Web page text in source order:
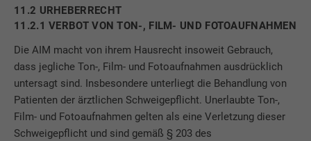
11.2 URHEBERRECHT
11.2.1 VERBOT VON TON-, FILM- UND FOTOAUFNAHMEN
Die AIM macht von ihrem Hausrecht insoweit Gebrauch,
dass jegliche Ton-, Film- und Fotoaufnahmen ausdrücklich
untersagt sind. Insbesondere unterliegt die Behandlung von
Patienten der ärztlichen Schweigepflicht. Unerlaubte Ton-,
Film- und Fotoaufnahmen gelten als eine Verletzung dieser
Schweigepflicht und sind gemäß § 203 des